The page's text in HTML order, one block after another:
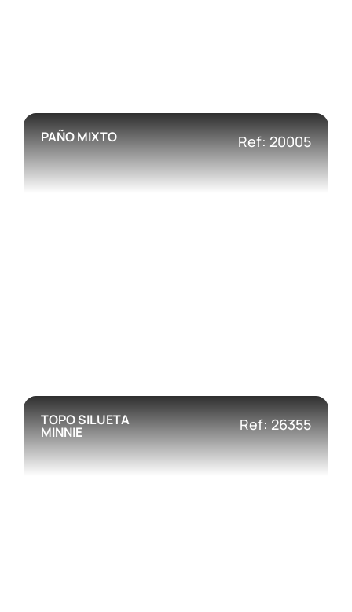
PAÑO MIXTO Ref: 20005
TOPO SILUETA
MINNIE Ref: 26355